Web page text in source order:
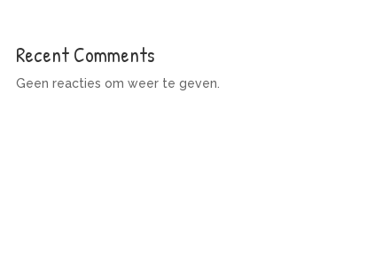
Recent Comments
Geen reacties om weer te geven.